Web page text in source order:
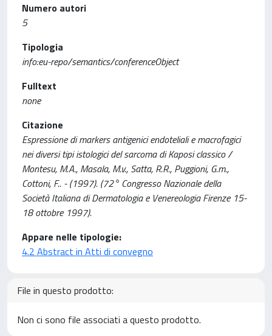
Numero autori
5
Tipologia
info:eu-repo/semantics/conferenceObject
Fulltext
none
Citazione
Espressione di markers antigenici endoteliali e macrofagici
nei diversi tipi istologici del sarcoma di Kaposi classico /
Montesu, M.A., Masala, M.v., Satta, R.R., Puggioni, G.m.,
Cottoni, F.. - (1997). (72° Congresso Nazionale della
Società Italiana di Dermatologia e Venereologia Firenze 15-
18 ottobre 1997).
Appare nelle tipologie:
4.2 Abstract in Atti di convegno
File in questo prodotto:
Non ci sono file associati a questo prodotto.